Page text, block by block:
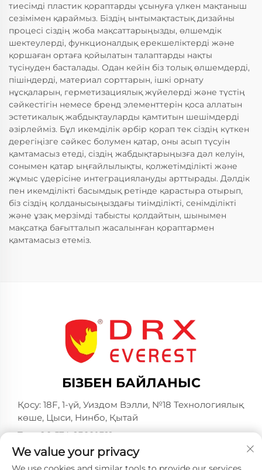
тиесімді пластик қораптарды ұсынуға үлкен мақтаныш
сезімімен қараймыз. Біздің ынтымақтастық дизайны
процесі сіздің жоба мақсаттарыңызды, өлшемдік
шектеулерді, функционалдық ерекшеліктерді және
қоршаған ортаға қойылатын талаптарды нақты
түсінуден басталады. Одан кейін біз толық өлшемдерді,
пішіндерді, материал сорттарын, ішкі орнату
нұсқаларын, герметизациялық жүйелерді және түстің
сәйкестігін немесе бренд элементтерін қоса аллатын
эстетикалық жабдықтауларды қамтитын шешімдерді
әзірлейміз. Бұл икемділік әрбір қорап тек сіздің күткен
дерегіңізге сәйкес болумен қатар, оны асып түсуін
қамтамасыз етеді, сіздің жабдықтарыңызға дәл келуін,
сонымен қатар ыңғайлылықты, қолжетімділікті және
жұмыс үдерісіне интеграциялануды арттырады. Дәлдік
пен икемділікті басымдық ретінде қарастыра отырып,
біз сіздің қолданысыңыздағы тиімділікті, сенімділікті
және ұзақ мерзімді табысты қолдайтын, шынымен
мақсатқа бағытталып жасалынған қораптармен
қамтамасыз етеміз.
БІЗБЕН БАЙЛАНЫС
Қосу: 18F, 1-үй, Уиздом Вэлли, №18 Технологиялық
көше, Цыси, Нинбо, Қытай
Тел:+86-574-23660321
Эл. пошта:[email protected]
We value your privacy